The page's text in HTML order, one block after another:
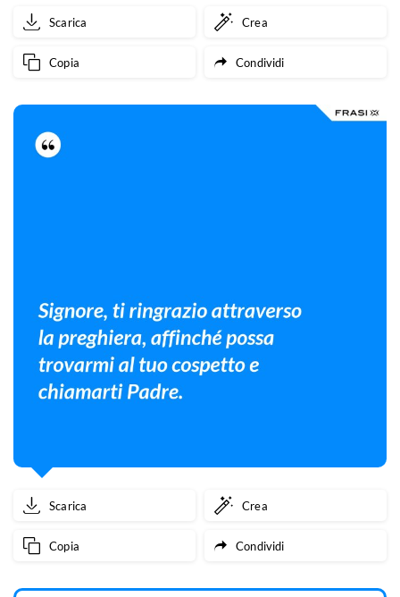
Scarica Crea
Copia Condividi
Scarica Crea
Copia Condividi